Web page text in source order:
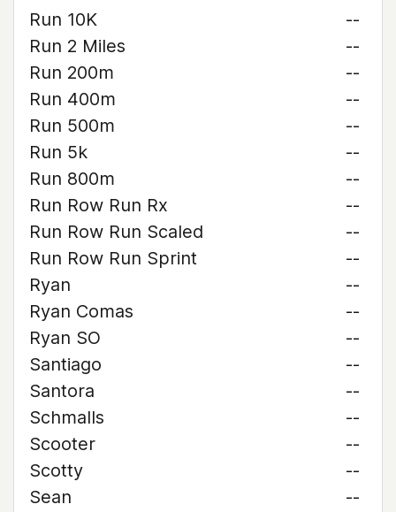
Run 10K
--
Run 2 Miles
--
Run 200m
--
Run 400m
--
Run 500m
--
Run 5k
--
Run 800m
--
Run Row Run Rx
--
Run Row Run Scaled
--
Run Row Run Sprint
--
Ryan
--
Ryan Comas
--
Ryan SO
--
Santiago
--
Santora
--
Schmalls
--
Scooter
--
Scotty
--
Sean
--